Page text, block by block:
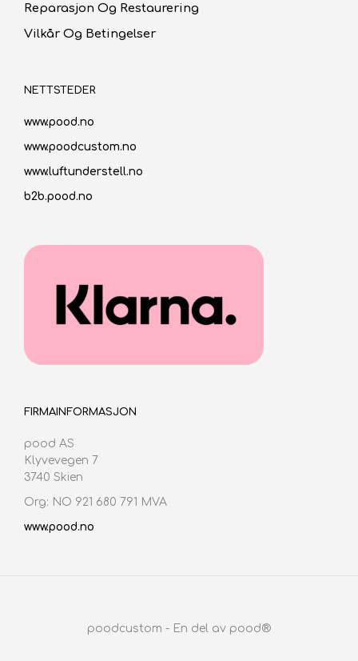
Reparasjon Og Restaurering
Vilkår Og Betingelser
NETTSTEDER
www.pood.no
www.poodcustom.no
www.luftunderstell.no
b2b.pood.no
FIRMAINFORMASJON
pood AS
Klyvevegen 7
3740 Skien
Org: NO 921 680 791 MVA
www.pood.no
poodcustom - En del av pood®